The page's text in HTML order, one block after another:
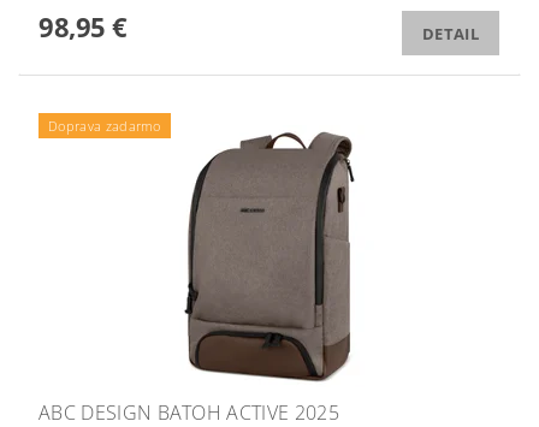
98,95 € DETAIL
Doprava zadarmo
ABC DESIGN BATOH ACTIVE 2025